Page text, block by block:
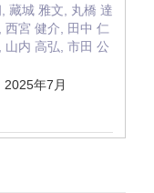
藏城 雅文, 丸橋 達
西宮 健介, 田中 仁
山内 高弘, 市田 公
年7月